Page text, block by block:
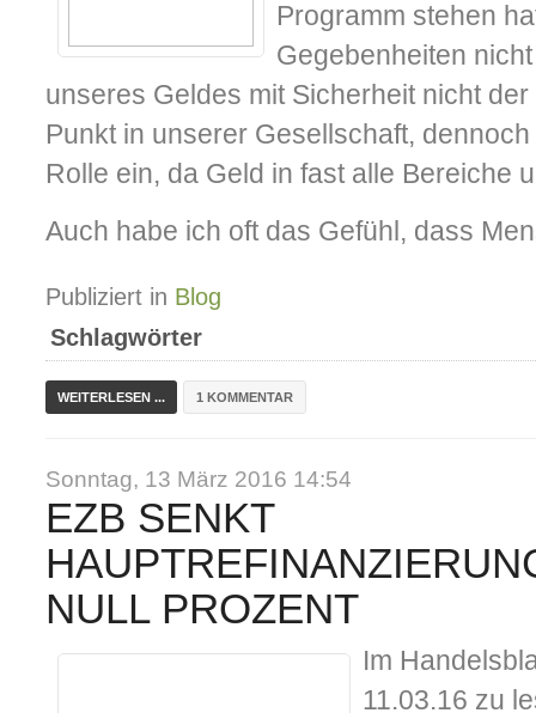
Programm stehen
Gegebenheiten
unseres Geldes mit Sicherheit nicht
Punkt in unserer Gesellschaft,
Rolle ein, da Geld in fast alle Bereiche
Auch habe ich oft das Gefühl, dass
Publiziert in Blog
Schlagwörter
1 KOMMENTAR
WEITERLESEN ...
Sonntag, 13 März 2016 14:54
EZB SENKT
NULL PROZENT
Im
11.03.16 zu